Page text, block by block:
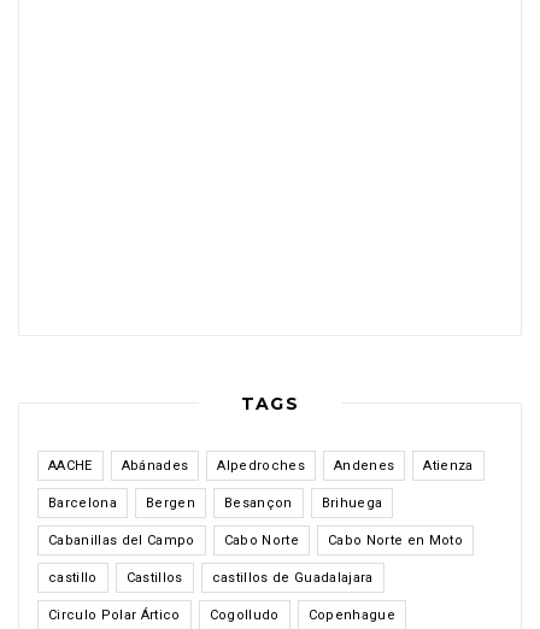
TAGS
AACHE Abánades Alpedroches Andenes Atienza
Barcelona Bergen Besançon Brihuega
Cabanillas del Campo Cabo Norte Cabo Norte en Moto
castillo Castillos castillos de Guadalajara
Circulo Polar Ártico Cogolludo Copenhague